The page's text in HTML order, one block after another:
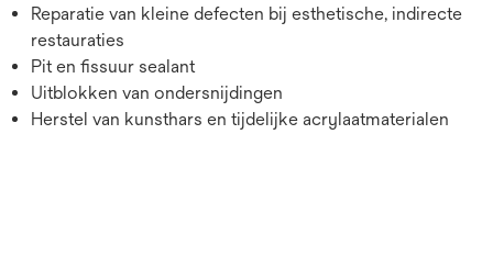
Reparatie van kleine defecten bij esthetische, indirecte
restauraties
Pit en fissuur sealant
Uitblokken van ondersnijdingen
Herstel van kunsthars en tijdelijke acrylaatmaterialen